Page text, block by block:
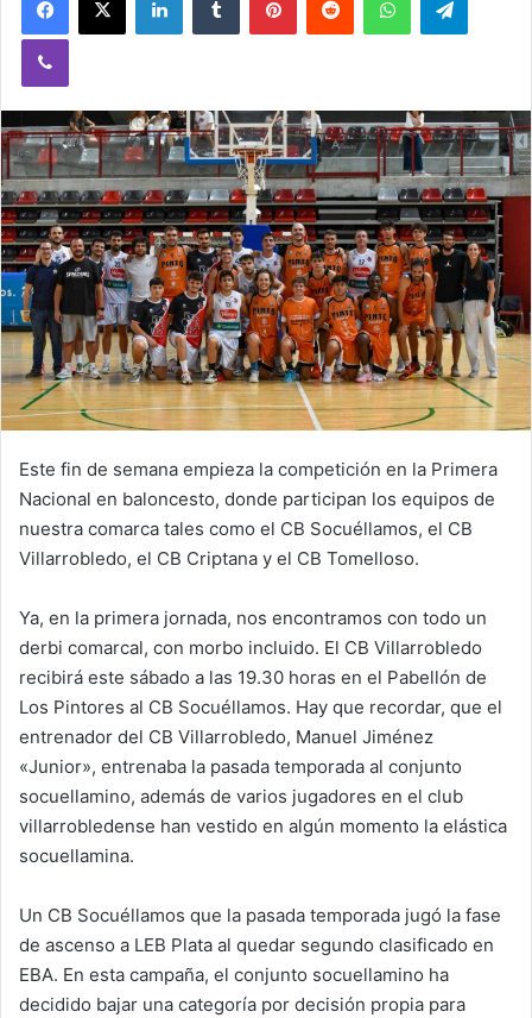
Este fin de semana empieza la competición en la Primera
Nacional en baloncesto, donde participan los equipos de
nuestra comarca tales como el CB Socuéllamos, el CB
Villarrobledo, el CB Criptana y el CB Tomelloso.
Ya, en la primera jornada, nos encontramos con todo un
derbi comarcal, con morbo incluido. El CB Villarrobledo
recibirá este sábado a las 19.30 horas en el Pabellón de
Los Pintores al CB Socuéllamos. Hay que recordar, que el
entrenador del CB Villarrobledo, Manuel Jiménez
«Junior», entrenaba la pasada temporada al conjunto
socuellamino, además de varios jugadores en el club
villarrobledense han vestido en algún momento la elástica
socuellamina.
Un CB Socuéllamos que la pasada temporada jugó la fase
de ascenso a LEB Plata al quedar segundo clasificado en
EBA. En esta campaña, el conjunto socuellamino ha
decidido bajar una categoría por decisión propia para